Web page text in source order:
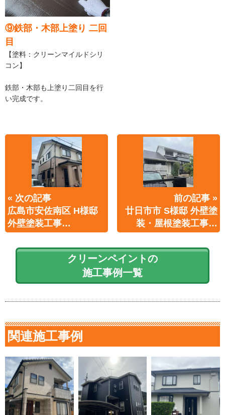
⑨鉄部・木部上塗り 二回
目
【塗料：クリーンマイルドシリ
コン】
鉄部・木部も上塗り二回目を行
い完成です。
« 次の記事
広島市安佐南区 H様邸
外壁塗装工事…
前の記事 »
廿日市市 S様邸 外壁塗
装・屋根塗装工事…
クリーンペイントの
施工事例一覧
関連施工事例